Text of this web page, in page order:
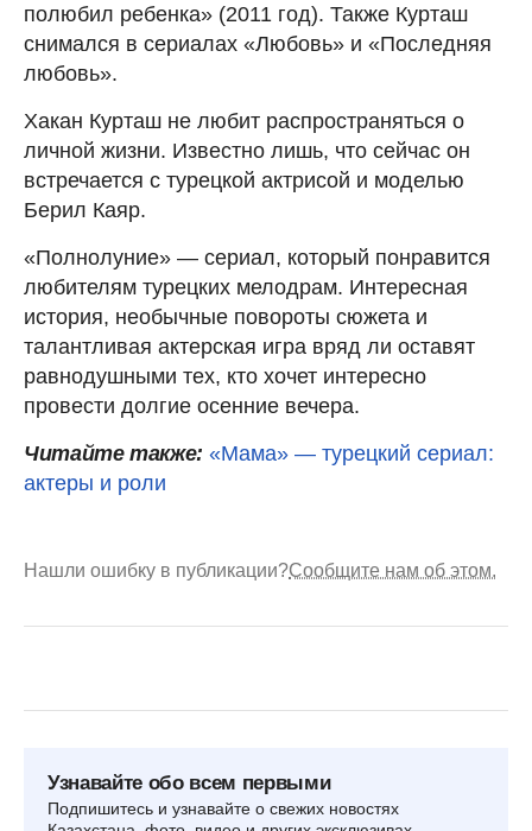
полюбил ребенка» (2011 год). Также Курташ
снимался в сериалах «Любовь» и «Последняя
любовь».
Хакан Курташ не любит распространяться о
личной жизни. Известно лишь, что сейчас он
встречается с турецкой актрисой и моделью
Берил Каяр.
«Полнолуние» — сериал, который понравится
любителям турецких мелодрам. Интересная
история, необычные повороты сюжета и
талантливая актерская игра вряд ли оставят
равнодушными тех, кто хочет интересно
провести долгие осенние вечера.
Читайте также: «Мама» — турецкий сериал:
актеры и роли
Нашли ошибку в публикации?Сообщите нам об этом.
Узнавайте обо всем первыми
Подпишитесь и узнавайте о свежих новостях